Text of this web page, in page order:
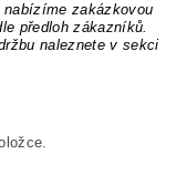
zakázkovou
předloh zákazníků.
naleznete v sekci